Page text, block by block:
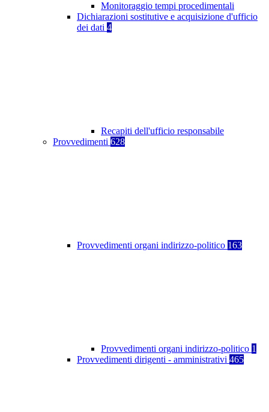
Monitoraggio tempi procedimentali
Dichiarazioni sostitutive e acquisizione d'ufficio
dei dati 4
Recapiti dell'ufficio responsabile
Provvedimenti 628
Provvedimenti organi indirizzo-politico 163
Provvedimenti organi indirizzo-politico 1
Provvedimenti dirigenti - amministrativi 465